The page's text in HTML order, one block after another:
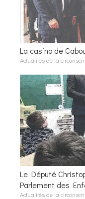
La casino de
Actualités de la
Le Député
Parlement des
Actualités de la